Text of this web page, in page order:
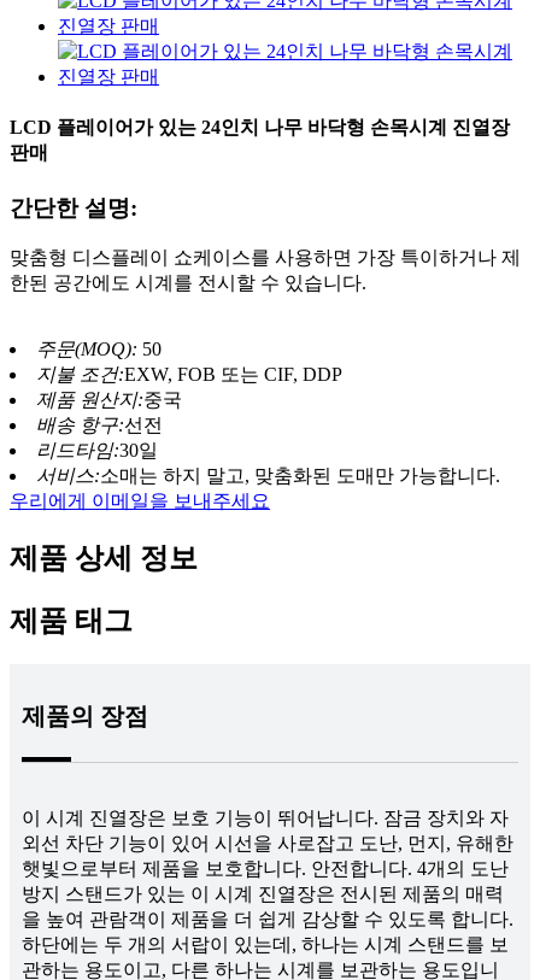
LCD 플레이어가 있는 24인치 나무 바닥형 손목시계 진열장
판매
간단한 설명:
맞춤형 디스플레이 쇼케이스를 사용하면 가장 특이하거나 제
한된 공간에도 시계를 전시할 수 있습니다.
주문(MOQ): 50
지불 조건:EXW, FOB 또는 CIF, DDP
제품 원산지:중국
배송 항구:선전
리드타임:30일
서비스:소매는 하지 말고, 맞춤화된 도매만 가능합니다.
우리에게 이메일을 보내주세요
제품 상세 정보
제품 태그
제품의 장점
이 시계 진열장은 보호 기능이 뛰어납니다. 잠금 장치와 자
외선 차단 기능이 있어 시선을 사로잡고 도난, 먼지, 유해한
햇빛으로부터 제품을 보호합니다. 안전합니다. 4개의 도난
방지 스탠드가 있는 이 시계 진열장은 전시된 제품의 매력
을 높여 관람객이 제품을 더 쉽게 감상할 수 있도록 합니다.
하단에는 두 개의 서랍이 있는데, 하나는 시계 스탠드를 보
관하는 용도이고, 다른 하나는 시계를 보관하는 용도입니